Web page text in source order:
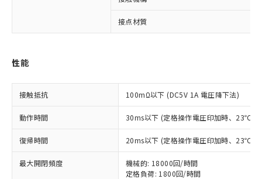
接点材質
性能
接触抵抗 100mΩ以下 (DC5V 1A 電圧降下法)
動作時間 30ms以下 (定格操作電圧印加時、23℃、
復帰時間 20ms以下 (定格操作電圧印加時、23℃、
最大開閉頻度
機械的: 18000回/時間
定格負荷: 1800回/時間
以下の条件をお読みいただき、同意のうえ
本サービスは、当社制御機器事業取扱
商品の当社在庫状況および標準価格
(税抜)を提供させていただくもので
非含有に対応した製品が提供可能な商品で
対応予定なし：EU RoHS指令（10物質）の
非含有に非対応の商品で、対応品を出す予
定はありません。
調査・確認中：EU RoHS指令（10物質）の
非含有の対応状況を調査中または確認中の
非該当品：ライセンス料など無形物で、有
害物質有無と関係のない商品です。
※1 中国RoHS○×表
「○」：最大均質材料含有率が中国RoHSの
基準値以下であることを示します。